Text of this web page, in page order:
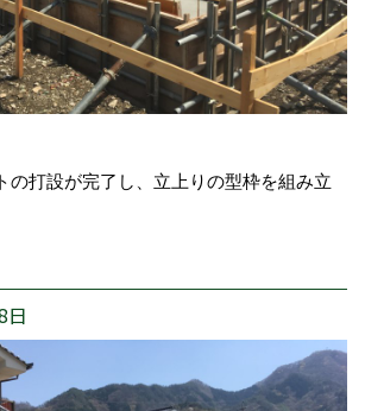
の打設が完了し、立上りの型枠を組み立